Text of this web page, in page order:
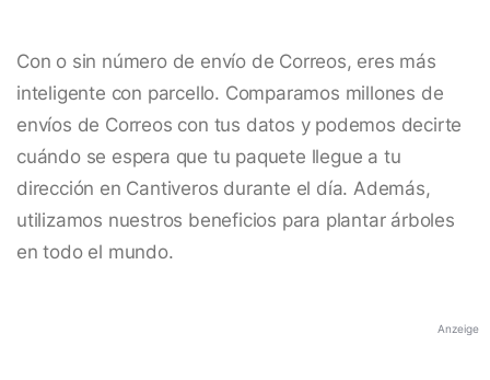
Con o sin número de envío de Correos, eres más
inteligente con parcello. Comparamos millones de
envíos de Correos con tus datos y podemos decirte
cuándo se espera que tu paquete llegue a tu
dirección en Cantiveros durante el día. Además,
utilizamos nuestros beneficios para plantar árboles
en todo el mundo.
Anzeige